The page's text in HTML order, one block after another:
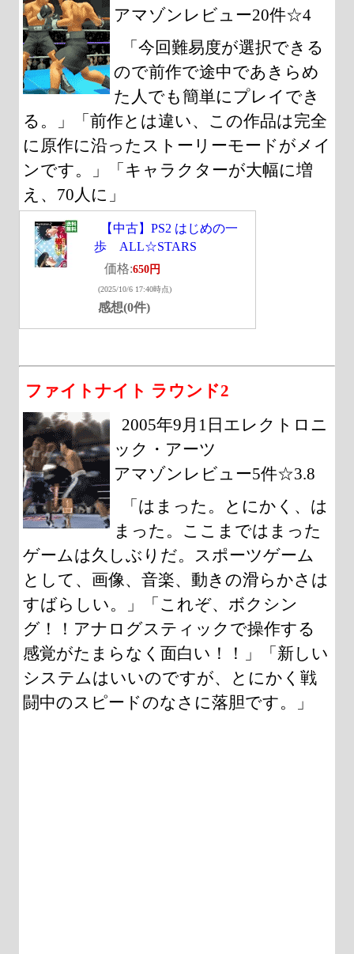
アマゾンレビュー20件☆4
「今回難易度が選択できる
ので前作で途中であきらめ
た人でも簡単にプレイでき
る。」「前作とは違い、この作品は完全
に原作に沿ったストーリーモードがメイ
ンです。」「キャラクターが大幅に増
え、70人に」
【中古】PS2 はじめの一
歩 ALL☆STARS
価格:650円
(2025/10/6 17:40時点)
感想(0件)
ファイトナイト ラウンド2
2005年9月1日エレクトロニ
ック・アーツ
アマゾンレビュー5件☆3.8
「はまった。とにかく、は
まった。ここまではまった
ゲームは久しぶりだ。スポーツゲーム
として、画像、音楽、動きの滑らかさは
すばらしい。」「これぞ、ボクシン
グ！！アナログスティックで操作する
感覚がたまらなく面白い！！」「新しい
システムはいいのですが、とにかく戦
闘中のスピードのなさに落胆です。」